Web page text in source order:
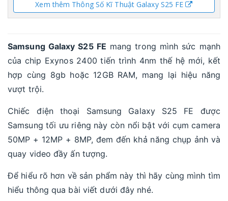
Xem thêm Thông Số Kĩ Thuật Galaxy S25 FE
Samsung Galaxy S25 FE mang trong mình sức mạnh
của chip Exynos 2400 tiến trình 4nm thế hệ mới, kết
hợp cùng 8gb hoặc 12GB RAM, mang lại hiệu năng
vượt trội.
Chiếc điện thoại Samsung Galaxy S25 FE được
Samsung tối ưu riêng này còn nổi bật với cụm camera
50MP + 12MP + 8MP, đem đến khả năng chụp ảnh và
quay video đầy ấn tượng.
Để hiểu rõ hơn về sản phẩm này thì hãy cùng mình tìm
hiểu thông qua bài viết dưới đây nhé.